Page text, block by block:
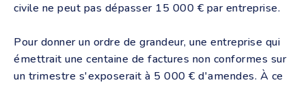
civile ne peut pas dépasser 15 000 € par entreprise.
Pour donner un ordre de grandeur, une entreprise qui
émettrait une centaine de factures non conformes sur
un trimestre s'exposerait à 5 000 € d'amendes. À ce